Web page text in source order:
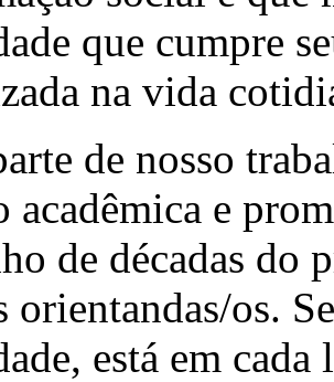
que cumpre
na vida
de nosso
acadêmica e
de décadas do
orientandas/os.
está em